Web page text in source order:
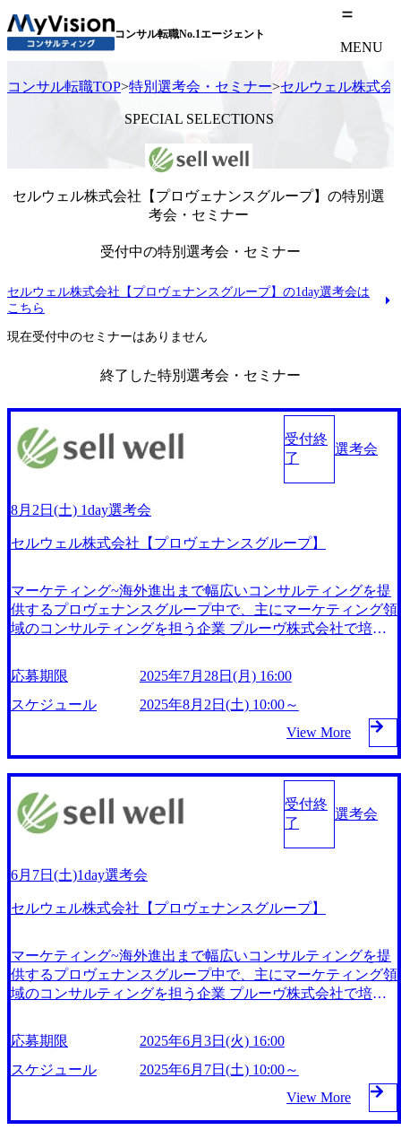
コンサル転職No.1エージェント
MENU
コンサル転職TOP>特別選考会・セミナー>セルウェル株式会
SPECIAL SELECTIONS
セルウェル株式会社【プロヴェナンスグループ】の特別選
考会・セミナー
受付中の特別選考会・セミナー
セルウェル株式会社【プロヴェナンスグループ】の1day選考会は
こちら
現在受付中のセミナーはありません
終了した特別選考会・セミナー
受付終
了
選考会
8月2日(土) 1day選考会
セルウェル株式会社【プロヴェナンスグループ】
マーケティング~海外進出まで幅広いコンサルティングを提
供するプロヴェナンスグループ中で、主にマーケティング領
域のコンサルティングを担う企業 プルーヴ株式会社で培っ
ウェルメソッドとして再構築し、提供しているマーケティン
グ・エージェンシーである 大手企業をクライアントとし
て、新規事業開発、営業戦略立案、チャネル戦略立案などの
案件を手掛ける 2025年8月2日(土) 10:00～ ※9時50分頃を目
安にご来社いただきます 2025年7月28日(月) 16:00 【午前】
・合同会社説明・質疑応答 ・個別一次面接 【午後】 ・昼食
(提供あり) ※追加面接なしの場合13:30頃終了予定 ・追加面
接(1～3回) ※回数により15:00～最長18:30終了予定 ※面接回
数は候補者毎に異なる予定ですが、回数は合否に影響ありま
せん (多いから良い、少ないから良い、など) ●書類選考 書類
ます。 原則として当日までにSPIを受検いただきますが、 間
を1～3回実施します。 面接回数は人により異なります。 誠
合があります。 ●合否連絡 1週間以内に合否連絡を行いま
す。 ●内定面談 1day選考会終了後、1週間以内にオファー日
程の調整連絡をさせていただきます 東京都港区新橋6-14-3
御成門PREX6F ※インターホンで[601]をお呼び出しくださ
が、アレルギー等のご事情でお召し上がりが難しい場合はご
持参ください
応募期限
2025年7月28日(月) 16:00
スケジュール
2025年8月2日(土) 10:00～
View More
受付終
了
選考会
6月7日(土)1day選考会
セルウェル株式会社【プロヴェナンスグループ】
マーケティング~海外進出まで幅広いコンサルティングを提
供するプロヴェナンスグループ中で、主にマーケティング領
域のコンサルティングを担う企業 プルーヴ株式会社で培っ
ウェルメソッドとして再構築し、提供しているマーケティン
グ・エージェンシーである 大手企業をクライアントとし
て、新規事業開発、営業戦略立案、チャネル戦略立案などの
案件を手掛ける 2025年6月7日(土) 10:00~ 2025年6月3日(火) 1
6:00 休日を使って、最終面接までを1日で実施します。 現職
で転職活動に時間を割きにくい方にオススメです。
応募期限
2025年6月3日(火) 16:00
スケジュール
2025年6月7日(土) 10:00～
View More